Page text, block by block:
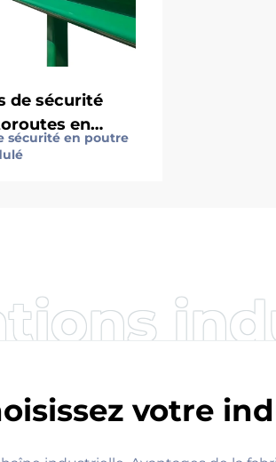
de sécurité
en
à chaud,
sécurité en poutre
votre